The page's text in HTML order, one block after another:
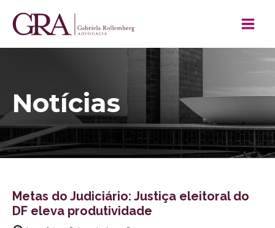
Notícias
Metas do Judiciário: Justiça eleitoral do
DF eleva produtividade